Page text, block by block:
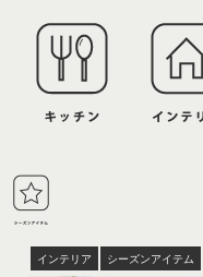
インテリア シーズンアイテム